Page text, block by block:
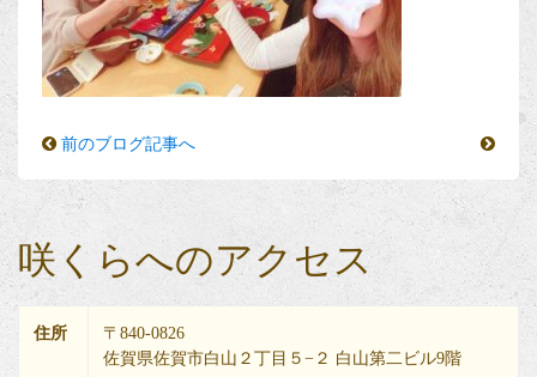
前のブログ記事へ
咲くらへのアクセス
住所
〒840-0826
佐賀県佐賀市白山２丁目５−２ 白山第二ビル9階